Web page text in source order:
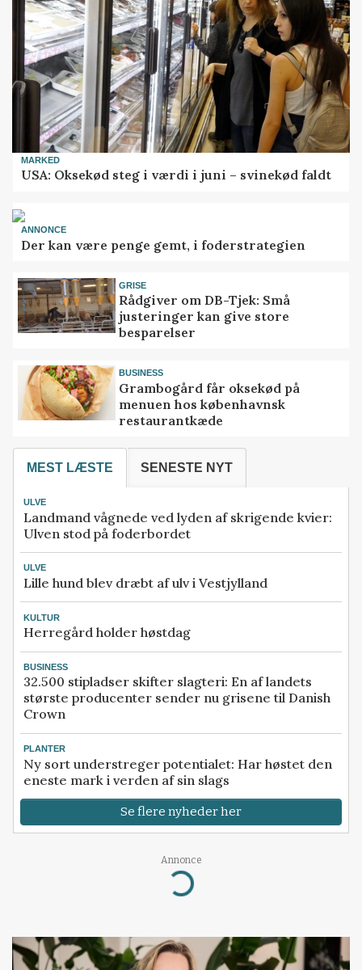
MARKED
USA: Oksekød steg i værdi i juni – svinekød faldt
ANNONCE
Der kan være penge gemt, i foderstrategien
GRISE
Rådgiver om DB-Tjek: Små
justeringer kan give store
besparelser
BUSINESS
Grambogård får oksekød på
menuen hos københavnsk
restaurantkæde
MEST LÆSTE SENESTE NYT
ULVE
Landmand vågnede ved lyden af skrigende kvier:
Ulven stod på foderbordet
ULVE
Lille hund blev dræbt af ulv i Vestjylland
KULTUR
Herregård holder høstdag
BUSINESS
32.500 stipladser skifter slagteri: En af landets
største producenter sender nu grisene til Danish
Crown
PLANTER
Ny sort understreger potentialet: Har høstet den
eneste mark i verden af sin slags
Se flere nyheder her
Annonce
Loading...